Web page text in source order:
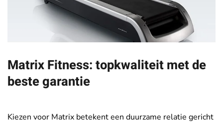
Matrix Fitness: topkwaliteitmet de
beste garantie
Kiezen voor Matrix betekent een duurzame relatie gericht